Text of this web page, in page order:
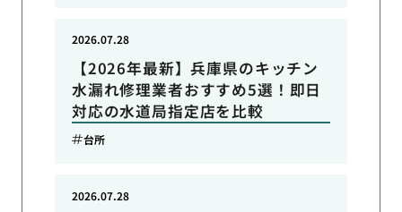
【2026年最新】兵庫県のキッチン
水漏れ修理業者おすすめ5選！即日
対応の水道局指定店を比較
2026.07.28
台所
2026.07.28